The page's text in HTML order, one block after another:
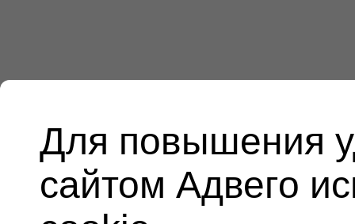
Для повышения
сайтом Адвего